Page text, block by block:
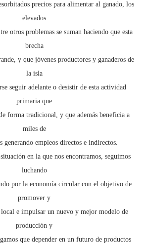
precios para alimentar al ganado, los
elevados
otros problemas se suman haciendo que esta
brecha
y que jóvenes productores y ganaderos de
la isla
seguir adelante o desistir de esta actividad
primaria que
forma tradicional, y que además beneficia a
miles de
generando empleos directos e indirectos.
en la que nos encontramos, seguimos
luchando
por la economía circular con el objetivo de
promover y
e impulsar un nuevo y mejor modelo de
producción y
que depender en un futuro de productos